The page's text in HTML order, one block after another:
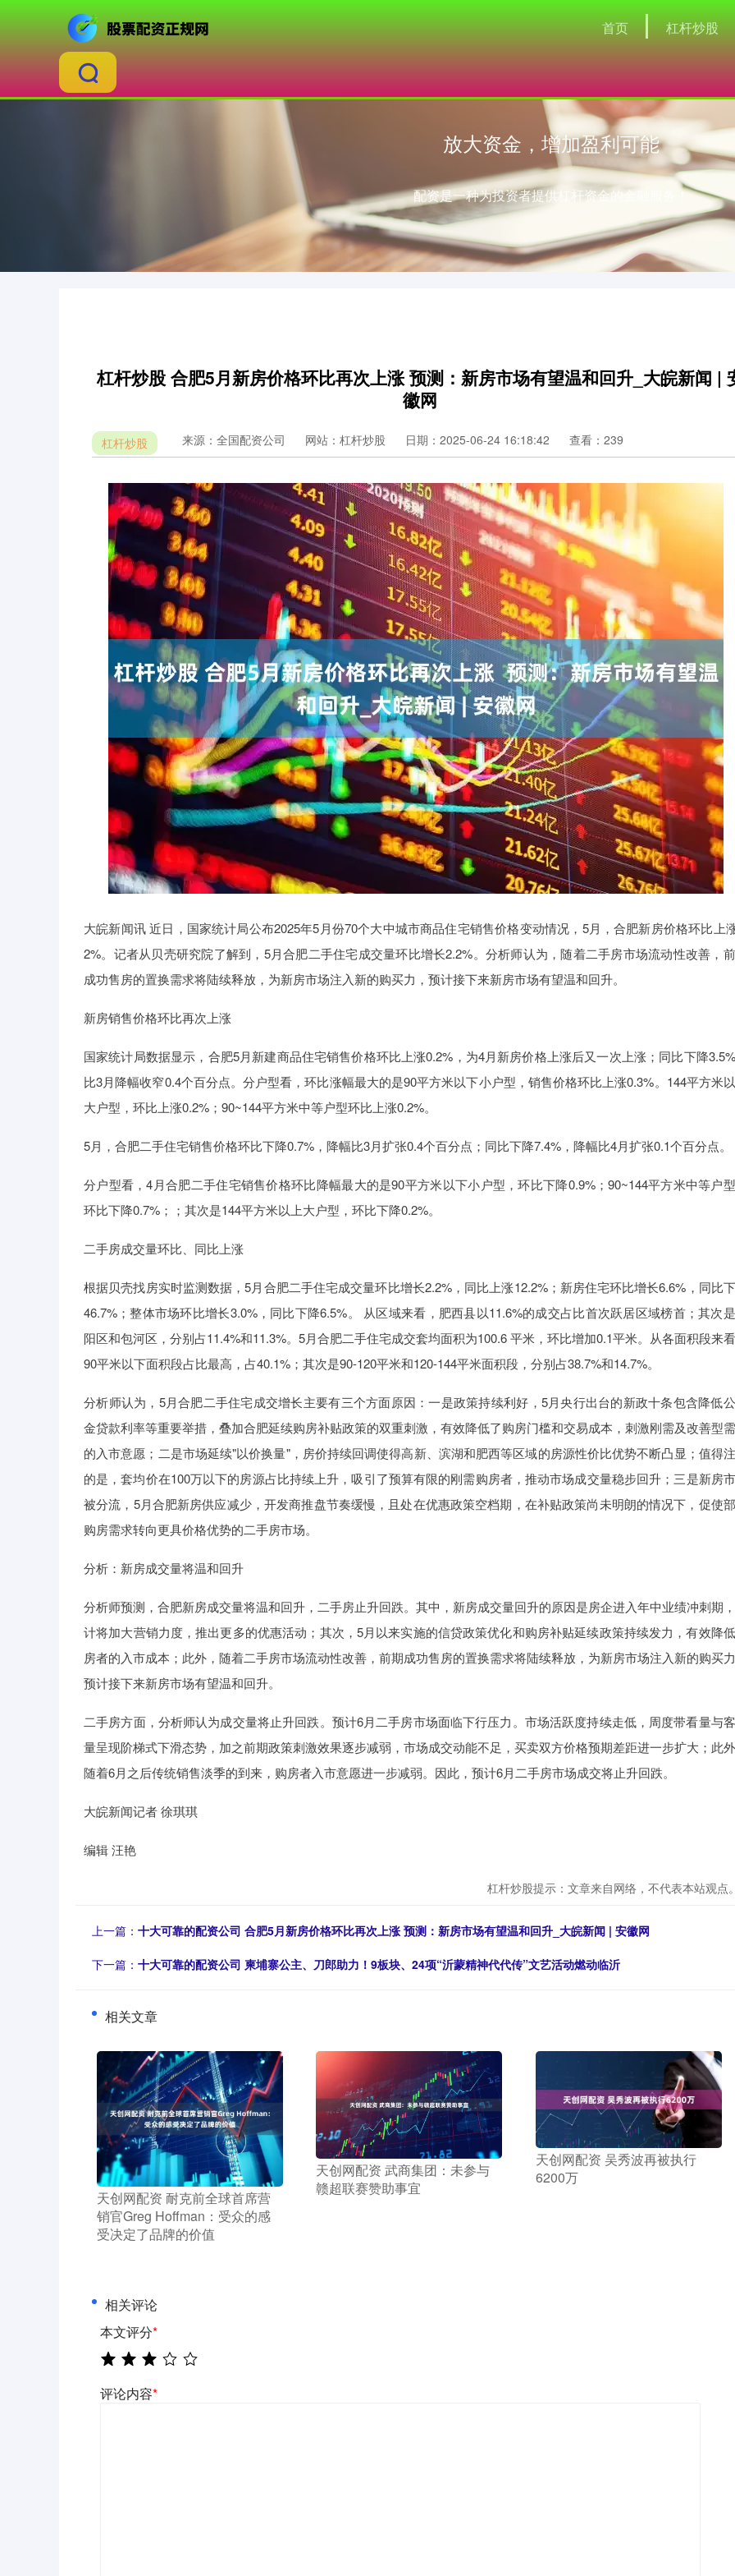
首页 杠杆炒股
放大资金，增加盈利可能
配资是一种为投资者提供杠杆资金的金融服务！
杠杆炒股 合肥5月新房价格环比再次上涨 预测：新房市场有望温和回升_大皖新闻 |
徽网
杠杆炒股 来源：全国配资公司 网站：杠杆炒股 日期：2025-06-24 16:18:42 查看：239
大皖新闻讯 近日，国家统计局公布2025年5月份70个大中城市商品住宅销售价格变动情况，5月，合肥新房价格环比上
2%。记者从贝壳研究院了解到，5月合肥二手住宅成交量环比增长2.2%。分析师认为，随着二手房市场流动性改善，
成功售房的置换需求将陆续释放，为新房市场注入新的购买力，预计接下来新房市场有望温和回升。
新房销售价格环比再次上涨
国家统计局数据显示，合肥5月新建商品住宅销售价格环比上涨0.2%，为4月新房价格上涨后又一次上涨；同比下降
比3月降幅收窄0.4个百分点。分户型看，环比涨幅最大的是90平方米以下小户型，销售价格环比上涨0.3%。144平方米
大户型，环比上涨0.2%；90~144平方米中等户型环比上涨0.2%。
5月，合肥二手住宅销售价格环比下降0.7%，降幅比3月扩张0.4个百分点；同比下降7.4%，降幅比4月扩张0.1个百分点。
分户型看，4月合肥二手住宅销售价格环比降幅最大的是90平方米以下小户型，环比下降0.9%；90~144平方米中等户
环比下降0.7%；；其次是144平方米以上大户型，环比下降0.2%。
二手房成交量环比、同比上涨
根据贝壳找房实时监测数据，5月合肥二手住宅成交量环比增长2.2%，同比上涨12.2%；新房住宅环比增长6.6%，同比
46.7%；整体市场环比增长3.0%，同比下降6.5%。 从区域来看，肥西县以11.6%的成交占比首次跃居区域榜首；其次
阳区和包河区，分别占11.4%和11.3%。5月合肥二手住宅成交套均面积为100.6 平米，环比增加0.1平米。从各面积段来
90平米以下面积段占比最高，占40.1%；其次是90-120平米和120-144平米面积段，分别占38.7%和14.7%。
分析师认为，5月合肥二手住宅成交增长主要有三个方面原因：一是政策持续利好，5月央行出台的新政十条包含降低
金贷款利率等重要举措，叠加合肥延续购房补贴政策的双重刺激，有效降低了购房门槛和交易成本，刺激刚需及改善型
的入市意愿；二是市场延续"以价换量"，房价持续回调使得高新、滨湖和肥西等区域的房源性价比优势不断凸显；值得
的是，套均价在100万以下的房源占比持续上升，吸引了预算有限的刚需购房者，推动市场成交量稳步回升；三是新房
被分流，5月合肥新房供应减少，开发商推盘节奏缓慢，且处在优惠政策空档期，在补贴政策尚未明朗的情况下，促使
购房需求转向更具价格优势的二手房市场。
分析：新房成交量将温和回升
分析师预测，合肥新房成交量将温和回升，二手房止升回跌。其中，新房成交量回升的原因是房企进入年中业绩冲刺期
计将加大营销力度，推出更多的优惠活动；其次，5月以来实施的信贷政策优化和购房补贴延续政策持续发力，有效降
房者的入市成本；此外，随着二手房市场流动性改善，前期成功售房的置换需求将陆续释放，为新房市场注入新的购买
预计接下来新房市场有望温和回升。
二手房方面，分析师认为成交量将止升回跌。预计6月二手房市场面临下行压力。市场活跃度持续走低，周度带看量与
量呈现阶梯式下滑态势，加之前期政策刺激效果逐步减弱，市场成交动能不足，买卖双方价格预期差距进一步扩大；此
随着6月之后传统销售淡季的到来，购房者入市意愿进一步减弱。因此，预计6月二手房市场成交将止升回跌。
大皖新闻记者 徐琪琪
编辑 汪艳
杠杆炒股提示：文章来自网络，不代表本站观点
上一篇： 十大可靠的配资公司 合肥5月新房价格环比再次上涨 预测：新房市场有望温和回升_大皖新闻 | 安徽网
下一篇： 十大可靠的配资公司 柬埔寨公主、刀郎助力！9板块、24项“沂蒙精神代代传”文艺活动燃动临沂
相关文章
​天创网配资 耐克前全球首席营
销官Greg Hoffman：受众的感
受决定了品牌的价值
​天创网配资 武商集团：未参与
赣超联赛赞助事宜
​天创网配资 吴秀波再被执行
6200万
相关评论
本文评分*
评论内容*